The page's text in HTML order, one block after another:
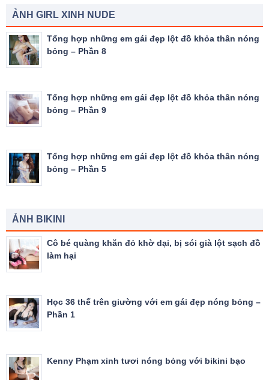
ẢNH GIRL XINH NUDE
Tổng hợp những em gái đẹp lột đồ khỏa thân nóng
bỏng – Phần 8
Tổng hợp những em gái đẹp lột đồ khỏa thân nóng
bỏng – Phần 9
Tổng hợp những em gái đẹp lột đồ khỏa thân nóng
bỏng – Phần 5
ẢNH BIKINI
Cô bé quàng khăn đỏ khờ dại, bị sói già lột sạch đồ
làm hại
Học 36 thế trên giường với em gái đẹp nóng bỏng –
Phần 1
Kenny Phạm xinh tươi nóng bỏng với bikini bạo